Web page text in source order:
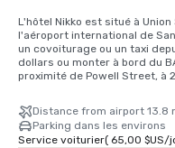
L'hôtel Nikko est situé à
l'aéroport international de
un covoiturage ou un taxi
dollars ou monter à bord du
proximité de Powell Street, à
Distance from airport 13.8
Parking dans les environs
Service voiturier( 65,00 $US/